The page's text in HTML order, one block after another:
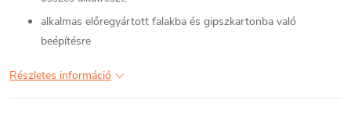
alkalmas előregyártott falakba és gipszkartonba való
beépítésre
Részletes információ